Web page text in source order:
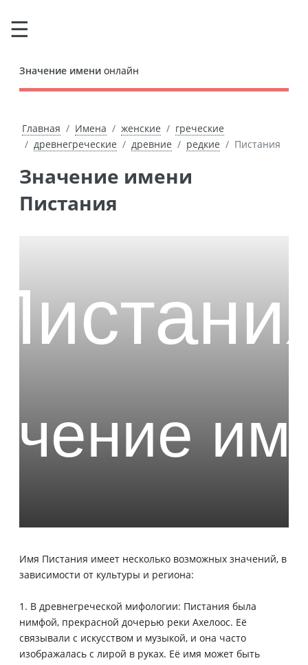
Значение имени онлайн
Главная Имена женские
греческие
древнегреческие
древние редкие Пистания
Значение имени
Пистания
Имя Пистания имеет несколько возможных значений, в
зависимости от культуры и региона:
1. В древнегреческой мифологии: Пистания была
нимфой, прекрасной дочерью реки Ахелоос. Её
связывали с искусством и музыкой, и она часто
изображалась с лирой в руках. Её имя может быть